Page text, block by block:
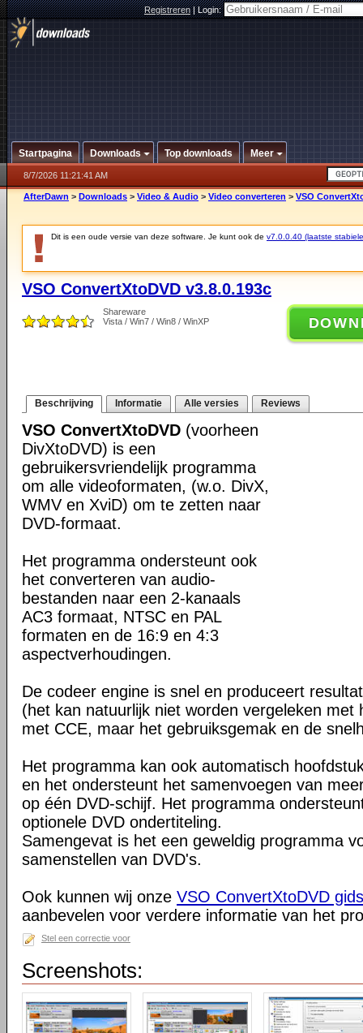
Registreren|Login:
Startpagina Downloads Top downloads Meer
8/7/2026 11:21:41 AM
AfterDawn > Downloads > Video & Audio > Video converteren > VSO
Dit is een oude versie van deze software. Je kunt ook de v7.0.0.40 (laatste
VSO ConvertXtoDVD v3.8.0.193c
Shareware
Vista / Win7 / Win8 / WinXP
Beschrijving Informatie Alle versies Reviews
VSO ConvertXtoDVD (voorheen
DivXtoDVD) is een
gebruikersvriendelijk programma
om alle videoformaten, (w.o. DivX,
WMV en XviD) om te zetten naar
DVD-formaat.
Het programma ondersteunt ook
het converteren van audio-
bestanden naar een 2-kanaals
AC3 formaat, NTSC en PAL
formaten en de 16:9 en 4:3
aspectverhoudingen.
De codeer engine is snel en produceert
(het kan natuurlijk niet worden vergeleken met
met CCE, maar het gebruiksgemak en de
Het programma kan ook automatisch
en het ondersteunt het samenvoegen van
op één DVD-schijf. Het programma
optionele DVD ondertiteling.
Samengevat is het een geweldig programma
samenstellen van DVD's.
Ook kunnen wij onze VSO ConvertXtoDVD
aanbevelen voor verdere informatie van het
Stel een correctie voor
Screenshots: